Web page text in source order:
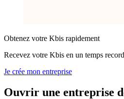
Obtenez votre Kbis rapidement
Recevez votre Kbis en un temps
Je crée mon entreprise
Ouvrir une entreprise